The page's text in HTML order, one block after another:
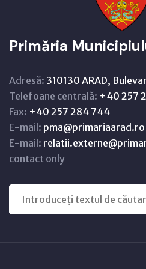
Primăria
Adresă: 310130 ARAD,
Telefoane centrală: +40 257
Fax: +40 257 284 744
E-mail: pma@primariaarad.ro
E-mail:
contact only